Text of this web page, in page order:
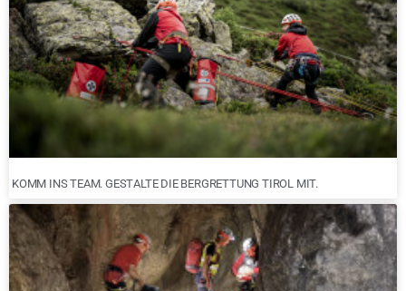
KOMM INS TEAM. GESTALTE DIE BERGRETTUNG TIROL MIT.